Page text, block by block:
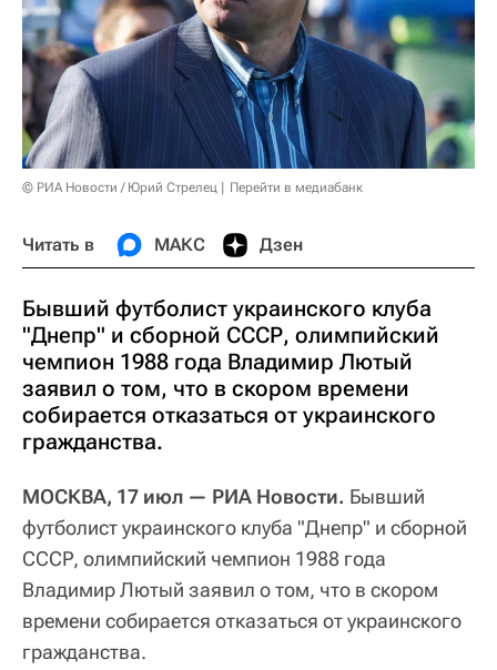
© РИА Новости / Юрий Стрелец Перейти в медиабанк
Читать в МАКС Дзен
Бывший футболист украинского клуба
"Днепр" и сборной СССР, олимпийский
чемпион 1988 года Владимир Лютый
заявил о том, что в скором времени
собирается отказаться от украинского
гражданства.
МОСКВА, 17 июл — РИА Новости. Бывший
футболист украинского клуба "Днепр" и сборной
СССР, олимпийский чемпион 1988 года
Владимир Лютый заявил о том, что в скором
времени собирается отказаться от украинского
гражданства.